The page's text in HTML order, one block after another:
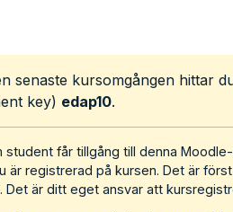
senaste kursomgången hittar
key) edap10.
student får tillgång till denna
är registrerad på kursen. Det är
Det är ditt eget ansvar att